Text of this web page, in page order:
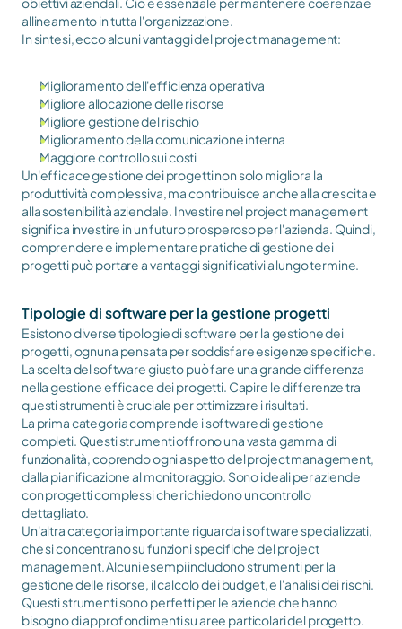
allineamento in tutta l'organizzazione.
In sintesi, ecco alcuni vantaggi del project management:
Miglioramento dell'efficienza operativa
Migliore allocazione delle risorse
Migliore gestione del rischio
Miglioramento della comunicazione interna
Maggiore controllo sui costi
Un'efficace gestione dei progetti non solo migliora la
produttività complessiva, ma contribuisce anche alla crescita e
alla sostenibilità aziendale. Investire nel project management
significa investire in un futuro prosperoso per l'azienda. Quindi,
comprendere e implementare pratiche di gestione dei
progetti può portare a vantaggi significativi a lungo termine.
Tipologie di software per la gestione progetti
Esistono diverse tipologie di software per la gestione dei
progetti, ognuna pensata per soddisfare esigenze specifiche.
La scelta del software giusto può fare una grande differenza
nella gestione efficace dei progetti. Capire le differenze tra
questi strumenti è cruciale per ottimizzare i risultati.
La prima categoria comprende i software di gestione
completi. Questi strumenti offrono una vasta gamma di
funzionalità, coprendo ogni aspetto del project management,
dalla pianificazione al monitoraggio. Sono ideali per aziende
con progetti complessi che richiedono un controllo
dettagliato.
Un'altra categoria importante riguarda i software specializzati,
che si concentrano su funzioni specifiche del project
management. Alcuni esempi includono strumenti per la
gestione delle risorse, il calcolo dei budget, e l'analisi dei rischi.
Questi strumenti sono perfetti per le aziende che hanno
bisogno di approfondimenti su aree particolari del progetto.